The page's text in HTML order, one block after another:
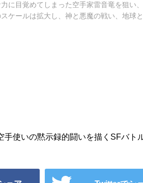
に目覚めてしまった空手家雷音竜を狙い
ケールは拡大し、神と悪魔の戦い、地球
使いの黙示録的闘いを描くSFバト